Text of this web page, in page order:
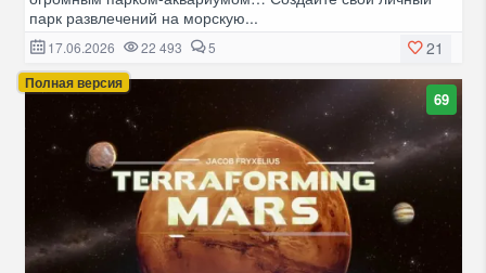
парк развлечений на морскую...
21
17.06.2026 22 493 5
Полная версия
69